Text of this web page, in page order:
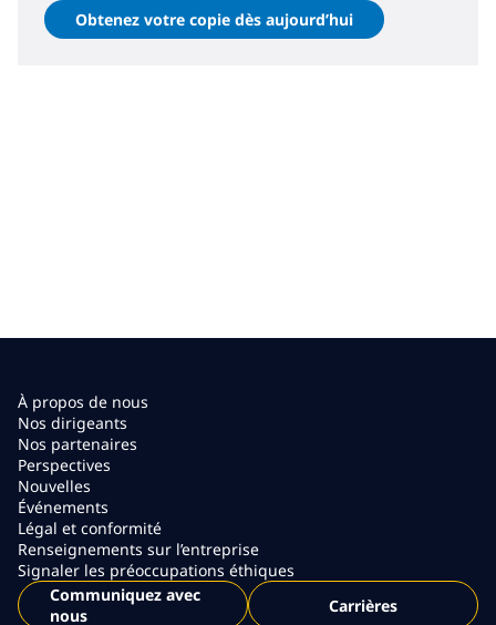
Obtenez votre copie dès aujourd’hui
À propos de nous
Nos dirigeants
Nos partenaires
Perspectives
Nouvelles
Événements
Légal et conformité
Renseignements sur l’entreprise
Signaler les préoccupations éthiques
Communiquez avec
nous
Carrières